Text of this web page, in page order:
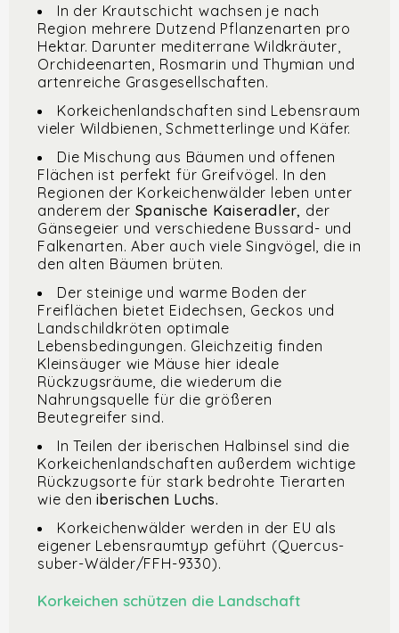
In der Krautschicht wachsen je nach
Region mehrere Dutzend Pflanzenarten pro
Hektar. Darunter mediterrane Wildkräuter,
Orchideenarten, Rosmarin und Thymian und
artenreiche Grasgesellschaften.
Korkeichenlandschaften sind Lebensraum
vieler Wildbienen, Schmetterlinge und Käfer.
Die Mischung aus Bäumen und offenen
Flächen ist perfekt für Greifvögel. In den
Regionen der Korkeichenwälder leben unter
anderem der Spanische Kaiseradler, der
Gänsegeier und verschiedene Bussard- und
Falkenarten. Aber auch viele Singvögel, die in
den alten Bäumen brüten.
Der steinige und warme Boden der
Freiflächen bietet Eidechsen, Geckos und
Landschildkröten optimale
Lebensbedingungen. Gleichzeitig finden
Kleinsäuger wie Mäuse hier ideale
Rückzugsräume, die wiederum die
Nahrungsquelle für die größeren
Beutegreifer sind.
In Teilen der iberischen Halbinsel sind die
Korkeichenlandschaften außerdem wichtige
Rückzugsorte für stark bedrohte Tierarten
wie deniberischen Luchs.
Korkeichenwälder werden in der EU als
eigener Lebensraumtyp geführt (Quercus-
suber-Wälder/FFH-9330).
Korkeichen schützen die Landschaft